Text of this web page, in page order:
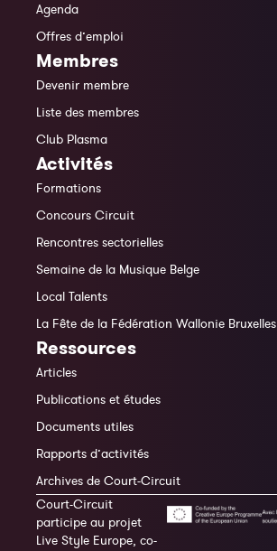
Agenda
Offres d’emploi
Membres
Devenir membre
Liste des membres
Club Plasma
Activités
Formations
Concours Circuit
Rencontres sectorielles
Semaine de la Musique Belge
Local Talents
La Fête de la Fédération Wallonie Bruxelles
Ressources
Articles
Publications et études
Documents utiles
Rapports d’activités
Archives de Court-Circuit
Court-Circuit
participe au projet
Live Style Europe, co-